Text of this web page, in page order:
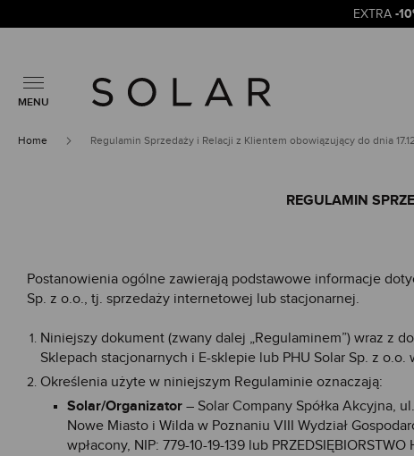
EXTRA -
MENU
Home Regulamin Sprzedaży i Relacji z Klientem obowiązujący do dnia
REGULAMIN
Postanowienia ogólne zawierają podstawowe informacje
Sp. z o.o., tj. sprzedaży internetowej lub stacjonarnej.
Niniejszy dokument (zwany dalej „Regulaminem”) wraz z
Sklepach stacjonarnych i E-sklepie lub PHU Solar Sp. z
Określenia użyte w niniejszym Regulaminie oznaczają:
Solar/Organizator – Solar Company Spółka Akcyjna,
Nowe Miasto i Wilda w Poznaniu VIII Wydział
wpłacony, NIP: 779-10-19-139 lub